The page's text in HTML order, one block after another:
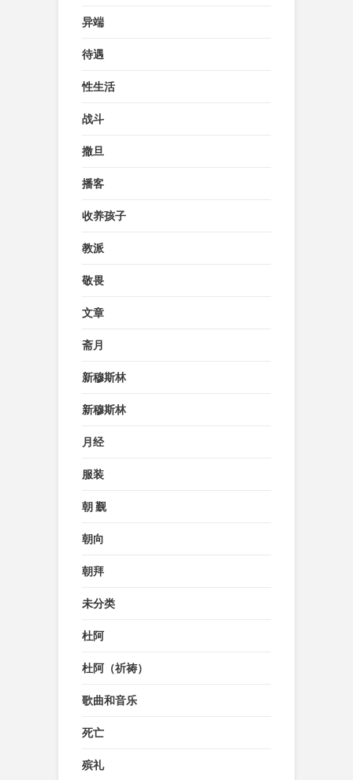
异端
待遇
性生活
战斗
撒旦
播客
收养孩子
教派
敬畏
文章
斋月
新穆斯林
新穆斯林
月经
服装
朝 觐
朝向
朝拜
未分类
杜阿
杜阿（祈祷）
歌曲和音乐
死亡
殡礼